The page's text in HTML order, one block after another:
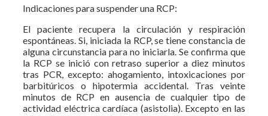
Indicaciones para suspender una RCP:
El paciente recupera la circulación y respiración
espontáneas. Si, iniciada la RCP, se tiene constancia de
alguna circunstancia para no iniciarla. Se confirma que
la RCP se inició con retraso superior a diez minutos
tras PCR, excepto: ahogamiento, intoxicaciones por
barbitúricos o hipotermia accidental. Tras veinte
minutos de RCP en ausencia de cualquier tipo de
actividad eléctrica cardíaca (asistolia). Excepto en las